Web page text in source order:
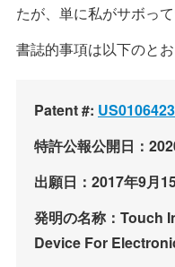
たが、単に私がサボって
書誌的事項は以下のとお
Patent #:
特許公報公開日：
出願日：2017年9月
発明の名称：Touch
Device For